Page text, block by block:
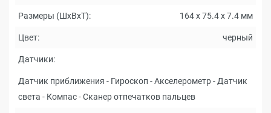
Размеры (ШxВxТ): 164 x 75.4 x 7.4 мм
Цвет: черный
Датчики:
Датчик приближения - Гироскоп - Акселерометр - Датчик
света - Компас - Сканер отпечатков пальцев